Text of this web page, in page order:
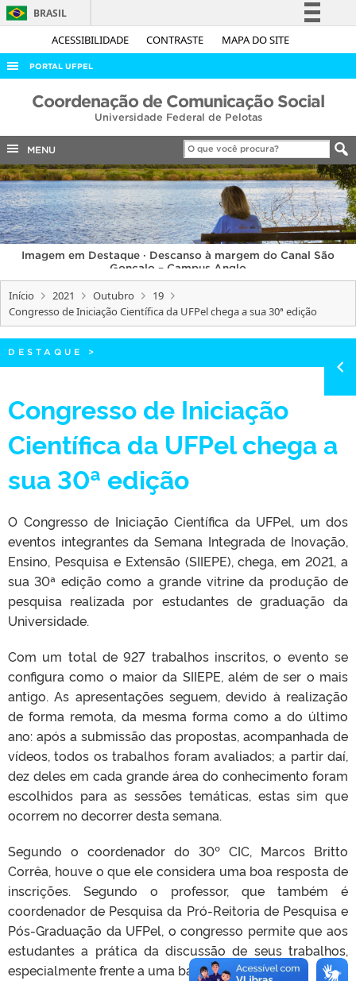
ACESSIBILIDADE CONTRASTE MAPA DO SITE
BRASIL
Simplifique!
Acesso à informação
Legislação
Canais
PORTAL UFPEL
ACESSO À INFORMAÇÃO
COBALTO
CONCURSOS
EDITAIS
INTERNACIONAL
OUVIDORIA
PORTARIAS
TELEFONES
Coordenação de Comunicação Social
Universidade Federal de Pelotas
MENU
Imagem em Destaque · Descanso à margem do Canal São
Gonçalo – Campus Anglo
Início 2021 Outubro
19
Congresso de Iniciação Científica da UFPel chega a sua 30ª edição
DESTAQUE >
Congresso de Iniciação
Científica da UFPel chega a
sua 30ª edição
O Congresso de Iniciação Científica da UFPel, um dos
eventos integrantes da Semana Integrada de Inovação,
Ensino, Pesquisa e Extensão (SIIEPE), chega, em 2021, a
sua 30ª edição como a grande vitrine da produção de
pesquisa realizada por estudantes de graduação da
Universidade.
Com um total de 927 trabalhos inscritos, o evento se
configura como o maior da SIIEPE, além de ser o mais
antigo. As apresentações seguem, devido à realização
de forma remota, da mesma forma como a do último
ano: após a submissão das propostas, acompanhada de
vídeos, todos os trabalhos foram avaliados; a partir daí,
dez deles em cada grande área do conhecimento foram
escolhidos para as sessões temáticas, estas sim que
ocorrem no decorrer desta semana.
Segundo o coordenador do 30º CIC, Marcos Britto
Corrêa, houve o que ele considera uma boa resposta de
inscrições. Segundo o professor, que também é
coordenador de Pesquisa da Pró-Reitoria de Pesquisa e
Pós-Graduação da UFPel, o congresso permite que aos
estudantes a prática da discussão de seus trabalhos,
especialmente frente a uma banca avaliadora.